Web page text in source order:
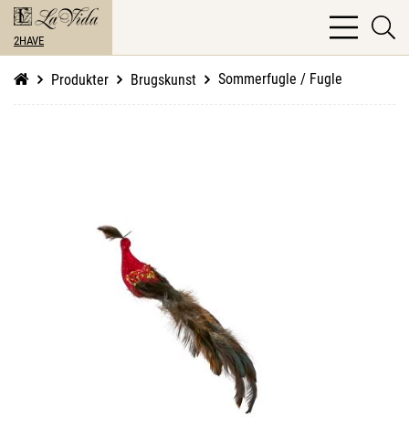
2HAVE
bars
light
Produkter Brugskunst Sommerfugle / Fugle